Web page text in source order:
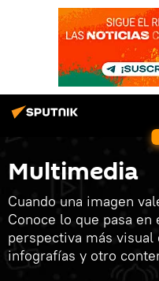
Multimedia
Cuando una imagen
Conoce lo que pasa
perspectiva más
infografías y otro